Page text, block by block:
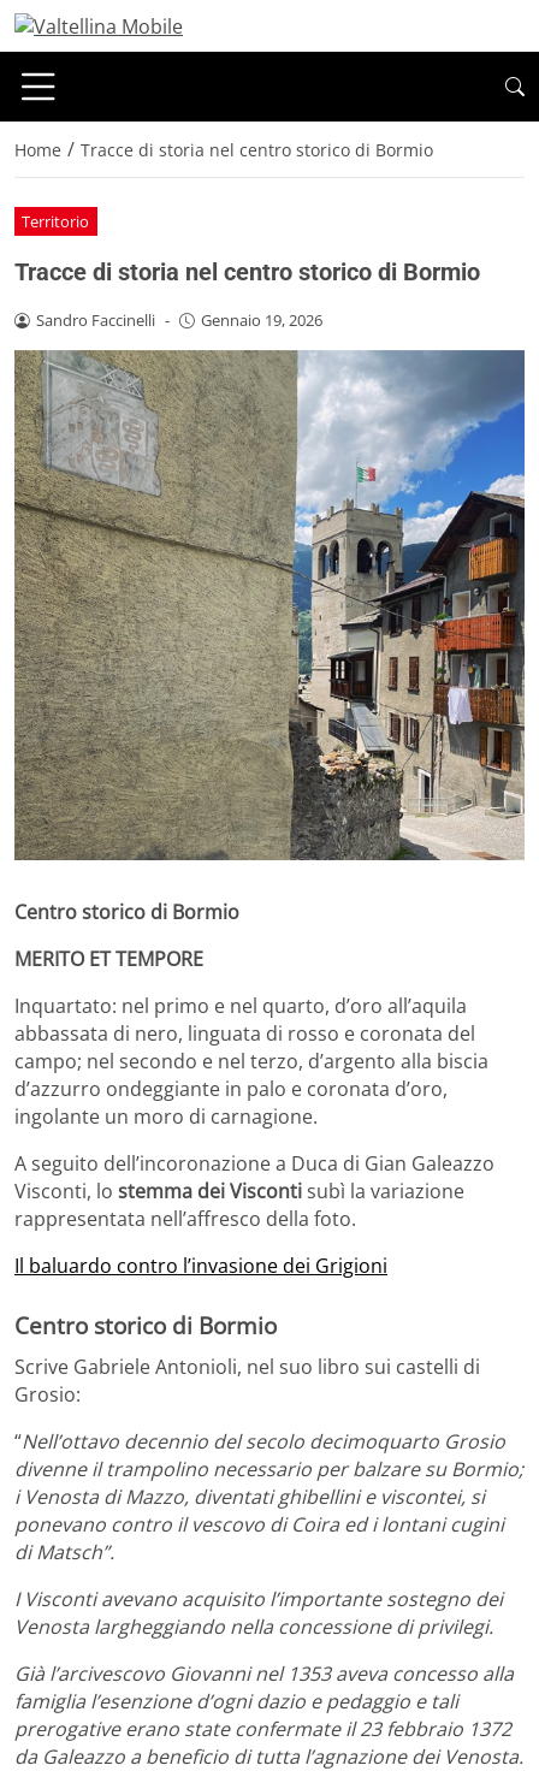
Home / Tracce di storia nel centro storico di Bormio
Territorio
Tracce di storia nel centro storico di Bormio
Sandro Faccinelli - Gennaio 19, 2026
Centro storico di Bormio
MERITO ET TEMPORE
Inquartato: nel primo e nel quarto, d’oro all’aquila
abbassata di nero, linguata di rosso e coronata del
campo; nel secondo e nel terzo, d’argento alla biscia
d’azzurro ondeggiante in palo e coronata d’oro,
ingolante un moro di carnagione.
A seguito dell’incoronazione a Duca di Gian Galeazzo
Visconti, lo stemma dei Viscontisubì la variazione
rappresentata nell’affresco della foto.
Il baluardo contro l’invasione dei Grigioni
Centro storico di Bormio
Scrive Gabriele Antonioli, nel suo libro sui castelli di
Grosio:
“Nell’ottavo decennio del secolo decimoquarto Grosio
divenne il trampolino necessario per balzare su Bormio;
i Venosta di Mazzo, diventati ghibellini e viscontei, si
ponevano contro il vescovo di Coira ed i lontani cugini
di Matsch”.
I Visconti avevano acquisito l’importante sostegno dei
Venosta largheggiando nella concessione di privilegi.
Già l’arcivescovo Giovanni nel 1353 aveva concesso alla
famiglia l’esenzione d’ogni dazio e pedaggio e tali
prerogative erano state confermate il 23 febbraio 1372
da Galeazzo a beneficio di tutta l’agnazione dei Venosta.